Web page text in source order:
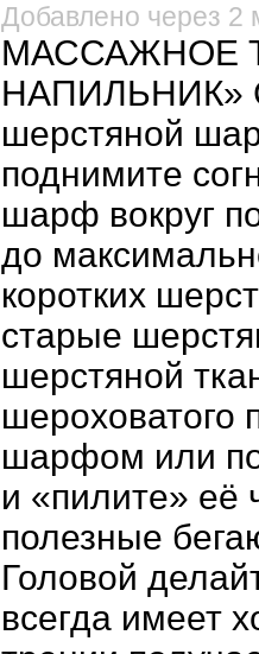
Добавлено через 2
МАССАЖНОЕ
НАПИЛЬНИК»
шерстяной
поднимите
шарф вокруг
до
коротких
старые
шерстяной
шероховатого
шарфом или
и «пилите» её
полезные
Головой
всегда имеет